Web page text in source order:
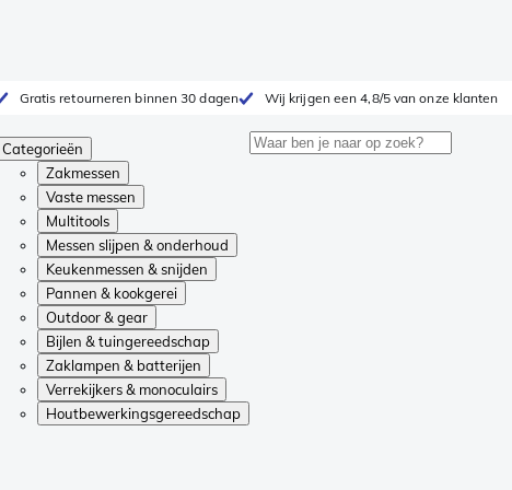
Gratis retourneren binnen 30 dagen Wij krijgen een 4,8/5 van onze klanten
Categorieën
Zakmessen
Vaste messen
Multitools
Messen slijpen & onderhoud
Keukenmessen & snijden
Pannen & kookgerei
Outdoor & gear
Bijlen & tuingereedschap
Zaklampen & batterijen
Verrekijkers & monoculairs
Houtbewerkingsgereedschap